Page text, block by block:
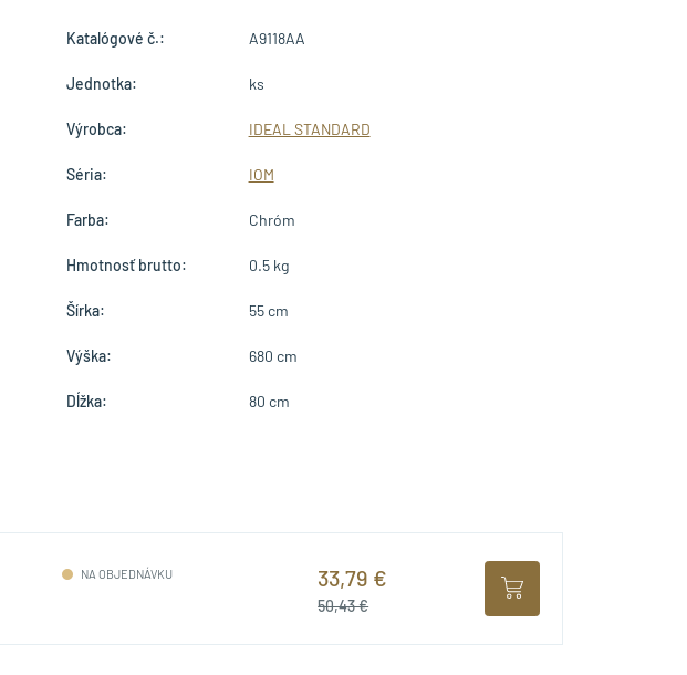
Katalógové č.: A9118AA
Jednotka: ks
Výrobca: IDEAL STANDARD
Séria: IOM
Farba: Chróm
Hmotnosť brutto: 0.5 kg
Šírka: 55 cm
Výška: 680 cm
Dĺžka: 80 cm
NA OBJEDNÁVKU 33,79 €
50,43 €